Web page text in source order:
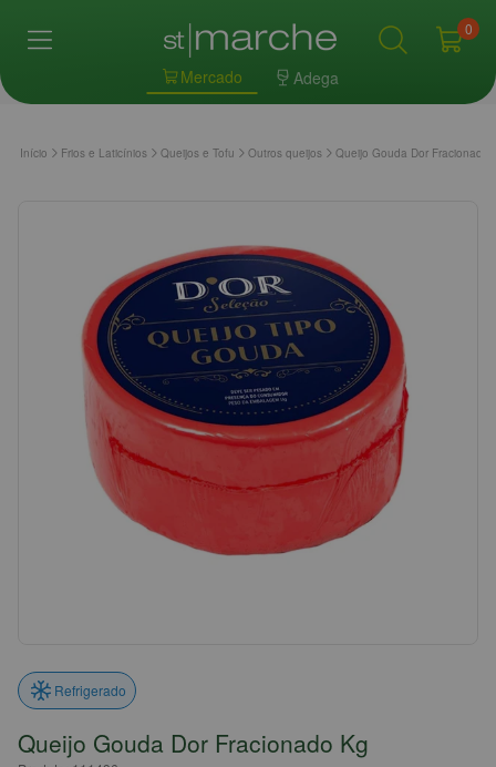
Mercado Adega
0
Início Frios e Laticínios Queijos e Tofu Outros queijos Queijo Gouda Dor Fracionado
Refrigerado
Queijo Gouda Dor Fracionado Kg